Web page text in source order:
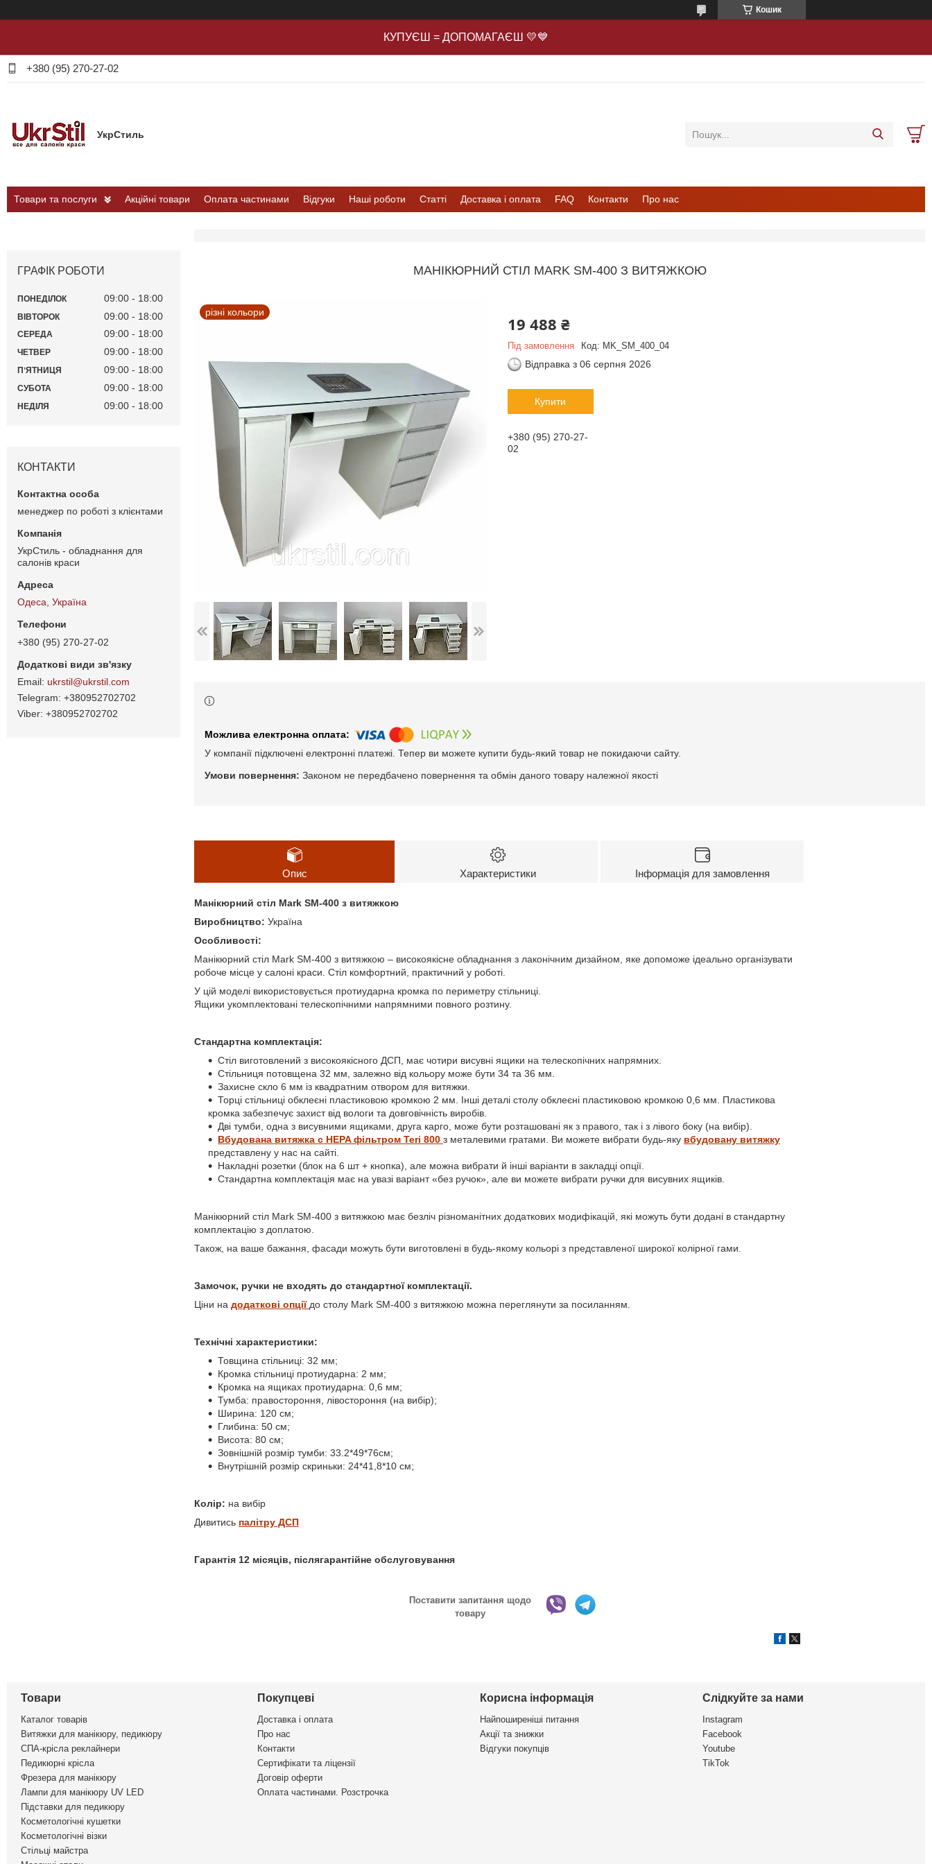
Кошик
КУПУЄШ = ДОПОМАГАЄШ 💛💙
+380 (95) 270-27-02
УкрСтиль
Товари та послуги Акційні товари Оплата частинами Відгуки Наші роботи Статті Доставка і оплата FAQ Контакти Про нас
МАНІКЮРНИЙ СТІЛ MARK SM-400 З ВИТЯЖКОЮ
різні кольори
19 488 ₴
Під замовлення Код: MK_SM_400_04
Відправка з 06 серпня 2026
Купити
+380 (95) 270-27-
02
У компанії підключені електронні платежі. Тепер ви можете купити будь-який товар не покидаючи сайту.
Законом не передбачено повернення та обмін даного товару належної якості
Опис Характеристики Інформація для замовлення
Манікюрний стіл Mark SM-400 з витяжкою
Виробництво: Україна
Особливості:
Манікюрний стіл Mark SM-400 з витяжкою – високоякісне обладнання з лаконічним дизайном, яке допоможе ідеально організувати
робоче місце у салоні краси. Стіл комфортний, практичний у роботі.
У цій моделі використовується протиударна кромка по периметру стільниці.
Ящики укомплектовані телескопічними напрямними повного розтину.
Стандартна комплектація:
Стіл виготовлений з високоякісного ДСП, має чотири висувні ящики на телескопічних напрямних.
Стільниця потовщена 32 мм, залежно від кольору може бути 34 та 36 мм.
Захисне скло 6 мм із квадратним отвором для витяжки.
Торці стільниці обклеєні пластиковою кромкою 2 мм. Інші деталі столу обклеєні пластиковою кромкою 0,6 мм. Пластикова
кромка забезпечує захист від вологи та довговічність виробів.
Дві тумби, одна з висувними ящиками, друга карго, може бути розташовані як з правого, так і з лівого боку (на вибір).
Вбудована витяжка с HEPAфільтром Teri 800 з металевими гратами. Ви можете вибрати будь-яку вбудовану витяжку
представлену у нас на сайті.
Накладні розетки (блок на 6 шт + кнопка), але можна вибрати й інші варіанти в закладці опції.
Стандартна комплектація має на увазі варіант «без ручок», але ви можете вибрати ручки для висувних ящиків.
Манікюрний стіл Mark SM-400 з витяжкою має безліч різноманітних додаткових модифікацій, які можуть бути додані в стандартну
комплектацію з доплатою.
Також, на ваше бажання, фасади можуть бути виготовлені в будь-якому кольорі з представленої широкої колірної гами.
Замочок, ручки не входять до стандартної комплектації.
Ціни на додаткові опції до столу Mark SM-400 з витяжкою можна переглянути за посиланням.
Технічні характеристики:
Товщина стільниці: 32 мм;
Кромка стільниці протиударна: 2 мм;
Кромка на ящиках протиударна: 0,6 мм;
Тумба: правостороння, лівостороння (на вибір);
Ширина: 120 см;
Глибина: 50 см;
Висота: 80 см;
Зовнішній розмір тумби: 33.2*49*76см;
Внутрішній розмір скриньки: 24*41,8*10 см;
Колір: на вибір
Дивитись палітру ДСП
Гарантія 12 місяців, післягарантійне обслуговування
Поставити запитання щодо
товару
ГРАФІК РОБОТИ
ПОНЕДІЛОК 09:00 18:00
ВІВТОРОК 09:00 18:00
СЕРЕДА 09:00 18:00
ЧЕТВЕР 09:00 18:00
ПʼЯТНИЦЯ 09:00 18:00
СУБОТА 09:00 18:00
НЕДІЛЯ 09:00 18:00
КОНТАКТИ
менеджер по роботі з клієнтами
УкрСтиль - обладнання для
салонів краси
Одеса, Україна
+380 (95) 270-27-02
ukrstil@ukrstil.com
+380952702702
+380952702702
Товари
Каталог товарів
Витяжки для манікюру, педикюру
СПА-крісла реклайнери
Педикюрні крісла
Фрезера для манікюру
Лампи для манікюру UV LED
Підставки для педикюру
Косметологічні кушетки
Косметологічні візки
Стільці майстра
Покупцеві
Доставка і оплата
Про нас
Контакти
Сертифікати та ліцензії
Договір оферти
Оплата частинами. Розстрочка
Корисна інформація
Найпоширеніші питання
Акції та знижки
Відгуки покупців
Слідкуйте за нами
Instagram
Facebook
Youtube
TikTok